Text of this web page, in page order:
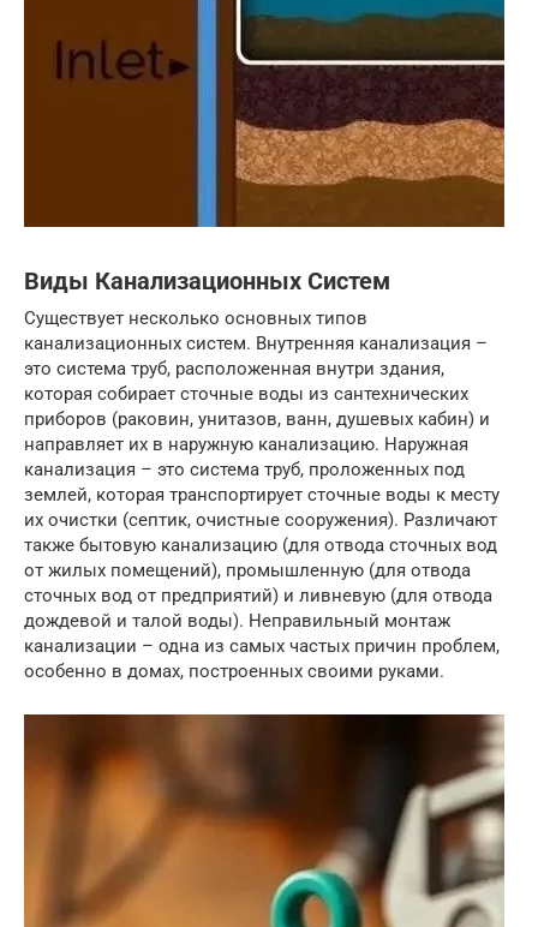
Виды Канализационных Систем
Существует несколько основных типов
канализационных систем. Внутренняя канализация –
это система труб, расположенная внутри здания,
которая собирает сточные воды из сантехнических
приборов (раковин, унитазов, ванн, душевых кабин) и
направляет их в наружную канализацию. Наружная
канализация – это система труб, проложенных под
землей, которая транспортирует сточные воды к месту
их очистки (септик, очистные сооружения). Различают
также бытовую канализацию (для отвода сточных вод
от жилых помещений), промышленную (для отвода
сточных вод от предприятий) и ливневую (для отвода
дождевой и талой воды). Неправильный монтаж
канализации – одна из самых частых причин проблем,
особенно в домах, построенных своими руками.